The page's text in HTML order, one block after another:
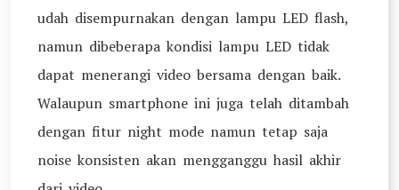
udah disempurnakan dengan lampu LED flash,
namun dibeberapa kondisi lampu LED tidak
dapat menerangi video bersama dengan baik.
Walaupun smartphone ini juga telah ditambah
dengan fitur night mode namun tetap saja
noise konsisten akan mengganggu hasil akhir